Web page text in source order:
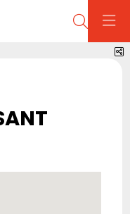
Cerca